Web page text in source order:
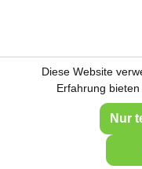
Diese Website
Erfahrung bieten
Nur